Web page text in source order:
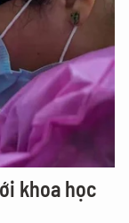
khoa học